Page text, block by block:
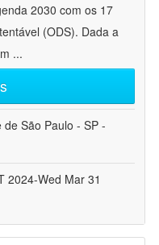
2030 com os 17
(ODS). Dada a
...
de São Paulo - SP -
2024-Wed Mar 31